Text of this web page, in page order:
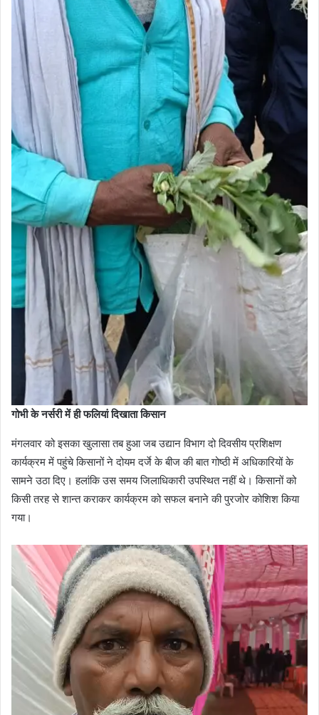
गोभी के नर्सरी में ही फलियां दिखाता किसान
मंगलवार को इसका खुलासा तब हुआ जब उद्यान विभाग दो दिवसीय प्रशिक्षण
कार्यक्रम में पहुंचे किसानों ने दोयम दर्जे के बीज की बात गोष्ठी में अधिकारियों के
सामने उठा दिए। हलांकि उस समय जिलाधिकारी उपस्थित नहीं थे। किसानों को
किसी तरह से शान्त कराकर कार्यक्रम को सफल बनाने की पुरजोर कोशिश किया
गया।